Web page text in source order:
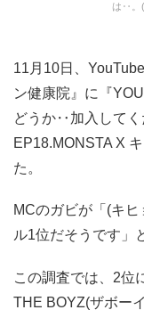
は‥。
11月10日、
ン健康院』に『
どうか‥加入してく
EP18.MONSTA X
た。
МCのガビが「(キヒ
ル1位だそうです」
この調査では、2位
THE BOYZ(ザボー